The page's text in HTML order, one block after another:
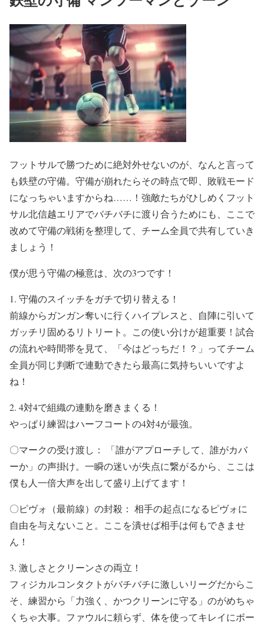
フットサルで勝つために絶対外せないのが、なんと言って
も鉄壁の守備。守備が崩れたらその時点で即、敗戦モード
になっちゃいますからね……！強敵たちがひしめくフット
サル北信越エリアでバチバチに渡り合うためにも、ここで
改めて守備の戦術を整理して、チーム全員で共有していき
ましょう！
僕が思う守備の極意は、次の3つです！
1. 守備のスイッチをガチで切り替える！
前線からガンガン奪いに行くハイプレスと、自陣に引いて
ガッチリ固めるリトリート。この使い分けが超重要！試合
の流れや時間帯を見て、「今はどっちだ！？」ってチーム
全員が同じ判断で連動できたら最高に気持ちいいですよ
ね！
2. 4対4で組織の連動を磨きまくる！
やっぱり練習はハーフコートの4対4が最強。
〇マークの受け渡し： 「誰がアプローチして、誰がカバ
ーか」の声掛け。一瞬の迷いが失点に繋がるから、ここは
僕も人一倍大声を出して盛り上げてます！
〇ピヴォ（最前線）の封殺： 相手の起点になるピヴォに
自由を与えないこと。ここを潰せば相手は何もできませ
ん！
3. 激しさとクリーンさの両立！
フィジカルコンタクトがバチバチに激しいリーグだからこ
そ、練習から「力強く、かつクリーンに守る」のがめちゃ
くちゃ大事。ファウルに頼らず、体を使ってキレイにボー